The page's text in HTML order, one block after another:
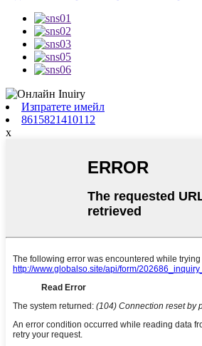
Изпратете имейл
8615821410112
x